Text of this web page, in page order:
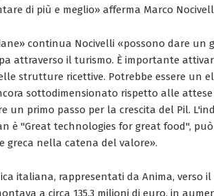
di più e meglio» afferma Marco
continua Nocivelli «possono dare un
attraverso il turismo. È importante
strutture ricettive. Potrebbe essere un
sottodimensionato rispetto alle attese
un primo passo per la crescita del Pil.
è "Great technologies for great food",
nella catena del valore».
italiana, rappresentati da Anima, verso
a circa 135,3 milioni di euro, in